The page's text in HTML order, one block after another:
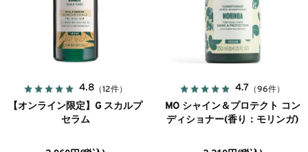
4.8（12件）
【オンライン限定】G スカルプ
セラム
4.7 （96件）
MO シャイン＆プロテクト コン
ディショナー(香り：モリンガ)